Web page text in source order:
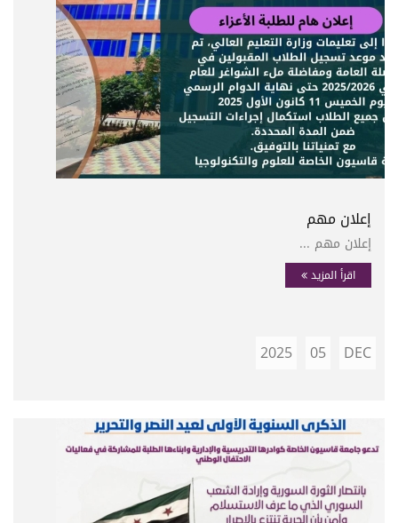
إعلان مهم
إعلان مهم ...
اقرأ المزيد
DEC
05
2025